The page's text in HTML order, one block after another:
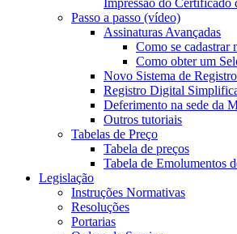
Impressão do Certificado
Passo a passo (vídeo)
Assinaturas Avançadas
Como se cadastrar
Como obter um
Novo Sistema de Registro
Registro Digital
Deferimento na sede da
Outros tutoriais
Tabelas de Preço
Tabela de preços
Tabela de Emolumentos
Legislação
Instruções Normativas
Resoluções
Portarias